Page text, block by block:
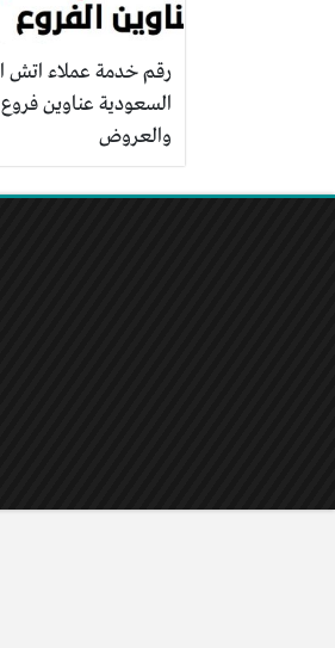
رقم خدمة عملاء اتش
والعروض